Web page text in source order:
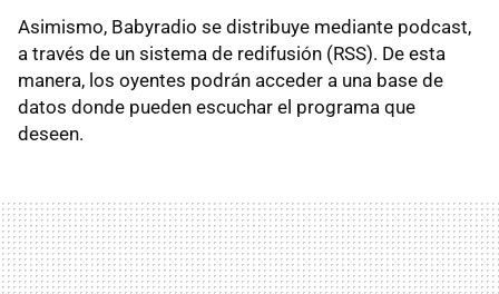
Asimismo, Babyradio se distribuye mediante podcast,
a través de un sistema de redifusión (RSS). De esta
manera, los oyentes podrán acceder a una base de
datos donde pueden escuchar el programa que
deseen.